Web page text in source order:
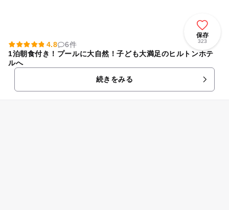
保存
323
4.8
6件
1泊朝食付き！プールに大自然！子ども大満足のヒルトンホテ
ルへ
続きをみる